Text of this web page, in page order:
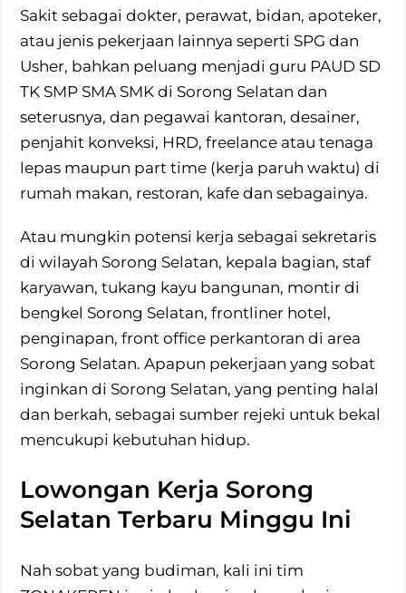
Sakit sebagai dokter, perawat, bidan, apoteker,
atau jenis pekerjaan lainnya seperti SPG dan
Usher, bahkan peluang menjadi guru PAUD SD
TK SMP SMA SMK di Sorong Selatan dan
seterusnya, dan pegawai kantoran, desainer,
penjahit konveksi, HRD, freelance atau tenaga
lepas maupun part time (kerja paruh waktu) di
rumah makan, restoran, kafe dan sebagainya.
Atau mungkin potensi kerja sebagai sekretaris
di wilayah Sorong Selatan, kepala bagian, staf
karyawan, tukang kayu bangunan, montir di
bengkel Sorong Selatan, frontliner hotel,
penginapan, front office perkantoran di area
Sorong Selatan. Apapun pekerjaan yang sobat
inginkan di Sorong Selatan, yang penting halal
dan berkah, sebagai sumber rejeki untuk bekal
mencukupi kebutuhan hidup.
Lowongan Kerja Sorong
Selatan Terbaru Minggu Ini
Nah sobat yang budiman, kali ini tim